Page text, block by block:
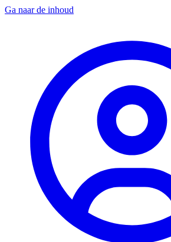
Ga naar de inhoud